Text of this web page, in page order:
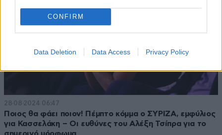
CONFIRM
Data Deletion Data Access Privacy Policy
28·08·2024 06:47
Ποιος θα φάει ποιον! Πέμπτο κόμμα ο ΣΥΡΙΖΑ, εμφύλιος
για Κασσελάκη – Οι ευθύνες του Αλέξη Τσίπρα για το